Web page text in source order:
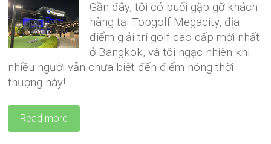
Gần đây, tôi có buổi gặp gỡ khách
hàng tại Topgolf Megacity, địa
điểm giải trí golf cao cấp mới nhất
ở Bangkok, và tôi ngạc nhiên khi
nhiều người vẫn chưa biết đến điểm nóng thời
thượng này!
Read more